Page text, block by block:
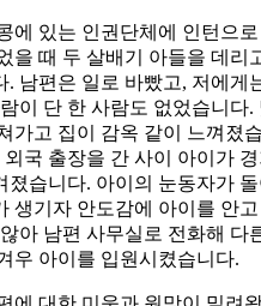
에 있는 인권단체에 인턴으로
을 때 두 살배기 아들을 데리
. 남편은 일로 바빴고, 저에게
이 단 한 사람도 없었습니다.
가고 집이 감옥 같이 느껴졌
국 출장을 간 사이 아이가
졌습니다. 아이의 눈동자가
생기자 안도감에 아이를 안
아 남편 사무실로 전화해 다
우 아이를 입원시켰습니다.